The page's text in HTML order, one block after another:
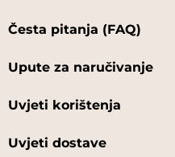
Česta pitanja (FAQ)
Upute za naručivanje
Uvjeti korištenja
Uvjeti dostave